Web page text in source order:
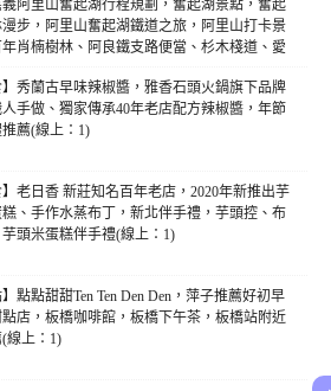
阿里山奮起湖行程規劃，奮起湖景點，奮起
步，阿里山奮起湖鐵道之旅，阿里山打卡景
肖楠樹林、阿良鐵支路便當、杉木棧道、愛
訪阿里山，奮起湖周邊景點，台灣好行阿里山
景區，奮起湖私房景點，奮起湖美食
1)
】秀蘭古早味辣椒醬，雅香石頭火鍋旗下品牌
手做、獨家傳承40年老店配方辣椒醬，年節
薦(線上：1)
】老日香 新莊知名百年老店，2020年新推出芋
、手作水蒸布丁，新北伴手禮，芋頭控、布
芋頭米蛋糕伴手禮(線上：1)
】點點甜甜Ten Ten Den Den，萍子推薦好初早
店，板橋咖啡館，板橋下午茶，板橋站附近
線上：1)